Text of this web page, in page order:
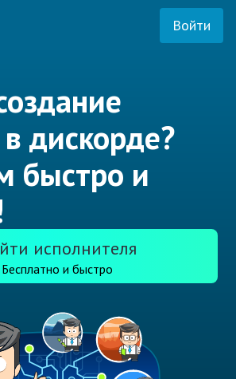
Войти
дискорде?
быстро и
исполнителя
Бесплатно и быстро